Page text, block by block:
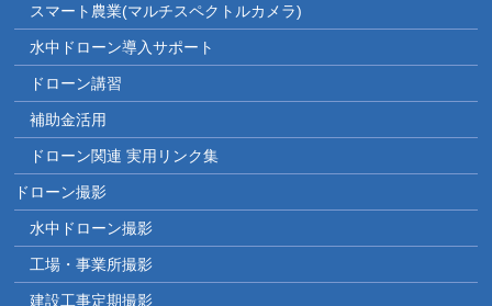
スマート農業(マルチスペクトルカメラ)
水中ドローン導入サポート
ドローン講習
補助金活用
ドローン関連 実用リンク集
ドローン撮影
水中ドローン撮影
工場・事業所撮影
建設工事定期撮影